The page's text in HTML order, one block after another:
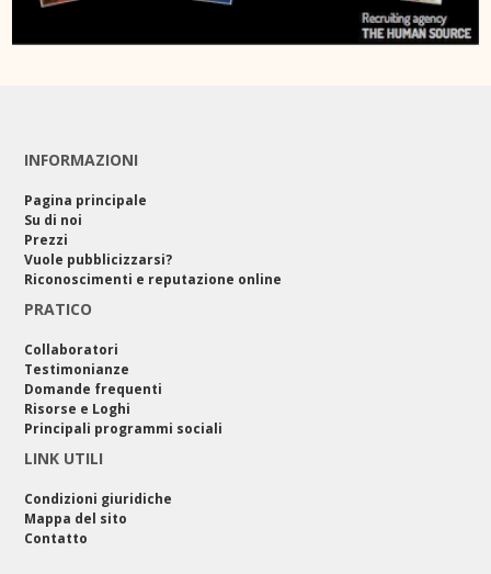
INFORMAZIONI
Pagina principale
Su di noi
Prezzi
Vuole pubblicizzarsi?
Riconoscimenti e reputazione online
PRATICO
Collaboratori
Testimonianze
Domande frequenti
Risorse e Loghi
Principali programmi sociali
LINK UTILI
Condizioni giuridiche
Mappa del sito
Contatto